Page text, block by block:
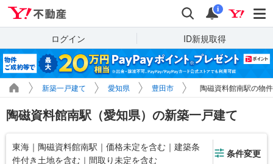
検索 通知
i
ログイン ID新規取得
新築一戸建て 愛知県 豊田市 陶磁資料館南駅の物
陶磁資料館南駅（愛知県）の新築一戸建て
東海｜陶磁資料館南駅｜価格未定を含む｜建築条
件付き土地を含む｜間取り未定を含む
条件変更